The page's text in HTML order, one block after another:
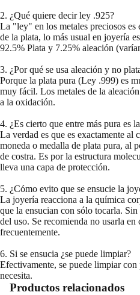
2. ¿Qué quiere decir ley .925?
La "ley" en los metales preciosos es
de la plata, lo más usual en joyería
92.5% Plata y 7.25% aleación
3. ¿Por qué se usa aleación y no
Porque la plata pura (Ley .999) es
muy fácil. Los metales de la
a la oxidación.
4. ¿Es cierto que entre más pura es
La verdad es que es exactamente al
moneda o medalla de plata pura, al
de costra. Es por la estructura
lleva una capa de protección.
5. ¿Cómo evito que se ensucie la
La joyería reacciona a la química
que la ensucian con sólo tocarla.
del uso. Se recomienda no usarla
frecuentemente.
6. Si se ensucia ¿se puede limpiar?
Efectivamente, se puede limpiar
necesita.
Productos relacionados